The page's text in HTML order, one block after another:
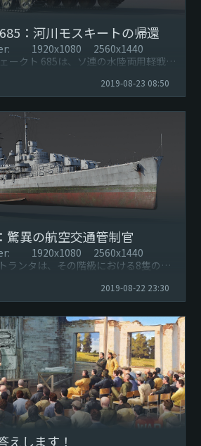
：河川モスキートの帰還
1920x1080 2560x1440
クト 685は、ソ連の水陸両用軽戦車
2019-08-23 08:50
驚異の航空交通管制官
1920x1080 2560x1440
ンタは、その階級における8隻の軽
2019-08-22 23:30
えします！